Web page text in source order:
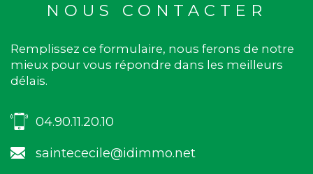
NOUS CONTACTER
Remplissez ce formulaire, nous ferons de notre
mieux pour vous répondre dans les meilleurs
délais.
04.90.11.20.10
saintececile@idimmo.net